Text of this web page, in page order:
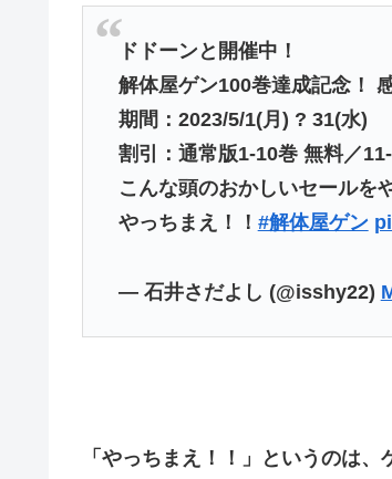
ドドーンと開催中！
解体屋ゲン100巻達成記念！
期間：2023/5/1(月) ? 31(水)
割引：通常版1-10巻 無料
こんな頭のおかしいセールを
やっちまえ！！ #解体屋ゲン
— 石井さだよし (@isshy22)
「やっちまえ！！」というのは